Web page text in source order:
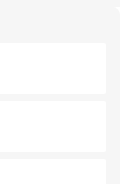
せないスポット